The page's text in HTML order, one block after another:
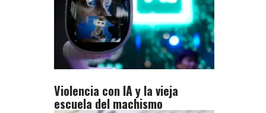
Violencia con IA y la vieja
escuela del machismo